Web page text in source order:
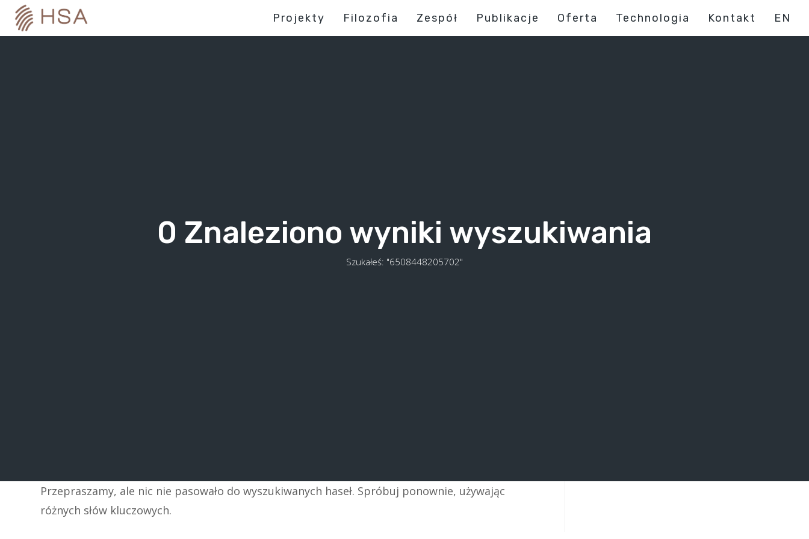
content
Projekty Filozofia Zespół Publikacje Oferta Technologia Kontakt EN
0 Znaleziono wyniki wyszukiwania
Szukałeś: "6508448205702"
Przepraszamy, ale nic nie pasowało do wyszukiwanych haseł. Spróbuj ponownie, używając
różnych słów kluczowych.